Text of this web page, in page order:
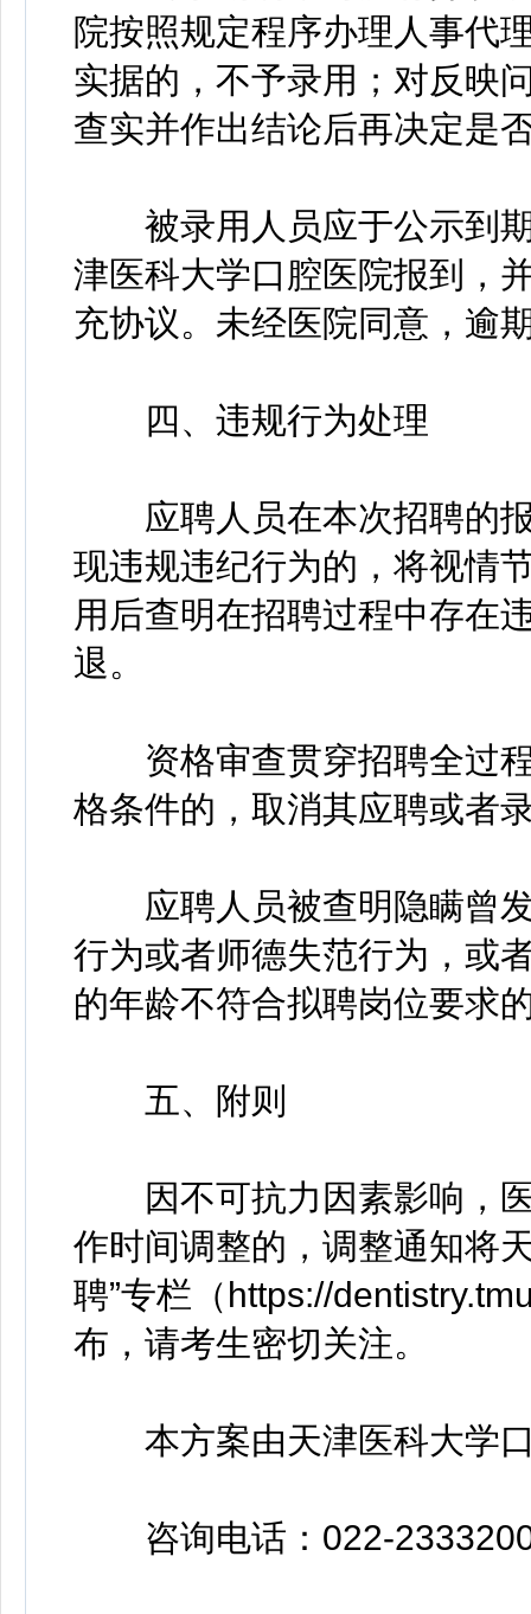
院按照规定程序办理人事代
实据的，不予录用；对反映
查实并作出结论后再决定是
被录用人员应于公示到期
津医科大学口腔医院报到，
充协议。未经医院同意，逾
四、违规行为处理
应聘人员在本次招聘的报
现违规违纪行为的，将视情
用后查明在招聘过程中存在
退。
资格审查贯穿招聘全过程
格条件的，取消其应聘或者
应聘人员被查明隐瞒曾发
行为或者师德失范行为，或
的年龄不符合拟聘岗位要求
五、附则
因不可抗力因素影响，医
作时间调整的，调整通知将
聘”专栏（https://
布，请考生密切关注。
本方案由天津医科大学口
咨询电话：022-